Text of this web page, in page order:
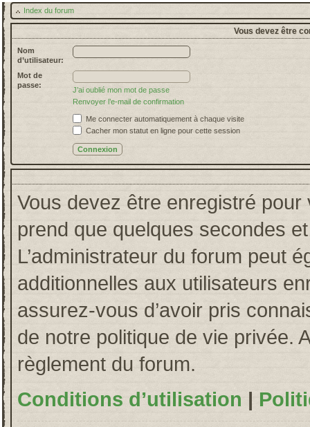
Index du forum
Vous devez être
Nom
d’utilisateur:
Mot de
passe:
J’ai oublié mon mot de passe
Renvoyer l’e-mail de confirmation
Me connecter automatiquement à chaque visite
Cacher mon statut en ligne pour cette session
Vous devez être enregistré pour
prend que quelques secondes
L’administrateur du forum peut
additionnelles aux utilisateurs
assurez-vous d’avoir pris
de notre politique de vie privée.
règlement du forum.
Conditions d’utilisation |